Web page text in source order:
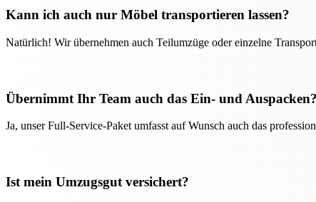
Kann ich auch nur Möbel transportieren lassen?
Natürlich! Wir übernehmen auch Teilumzüge oder einzelne
Übernimmt Ihr Team auch das Ein- und Auspacken?
Ja, unser Full-Service-Paket umfasst auf Wunsch auch das
Ist mein Umzugsgut versichert?